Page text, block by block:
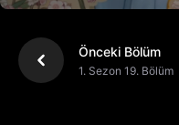
Önceki Bölüm
1. Sezon 19. Bölüm